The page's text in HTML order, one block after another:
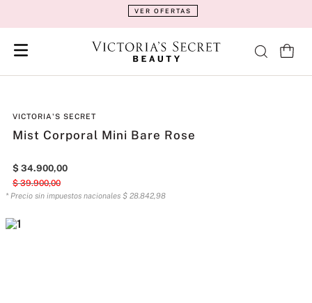
VER OFERTAS
VICTORIA'S SECRET
Mist Corporal Mini Bare Rose
$ 34.900,00
$ 39.900,00
* Precio sin impuestos nacionales $ 28.842,98